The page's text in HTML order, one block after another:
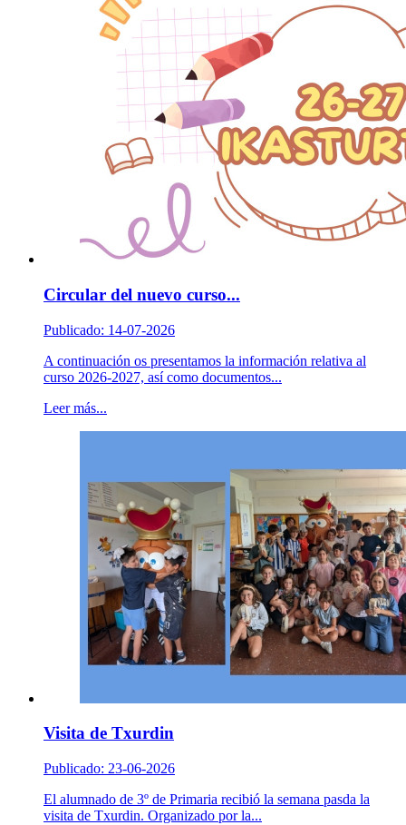
Circular del nuevo curso...
Publicado: 14-07-2026
A continuación os presentamos la información relativa al
curso 2026-2027, así como documentos...
Leer más...
Visita de Txurdin
Publicado: 23-06-2026
El alumnado de 3º de Primaria recibió la semana pasda la
visita de Txurdin. Organizado por la...